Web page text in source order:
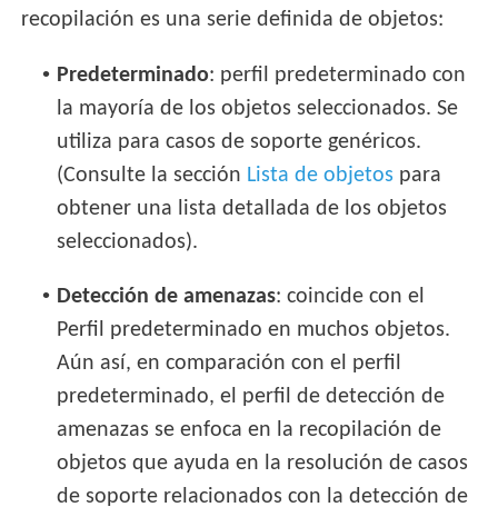
recopilación es una serie definida de objetos:
• Predeterminado: perfil predeterminado con
la mayoría de los objetos seleccionados. Se
utiliza para casos de soporte genéricos.
(Consulte la sección Lista de objetos para
obtener una lista detallada de los objetos
seleccionados).
• Detección de amenazas: coincide con el
Perfil predeterminado en muchos objetos.
Aún así, en comparación con el perfil
predeterminado, el perfil de detección de
amenazas se enfoca en la recopilación de
objetos que ayuda en la resolución de casos
de soporte relacionados con la detección de